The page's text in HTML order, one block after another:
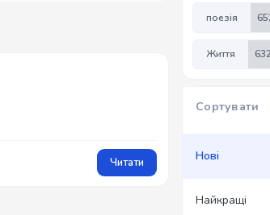
Читати
поезія
Життя
Сортувати
Нові
Найкращі